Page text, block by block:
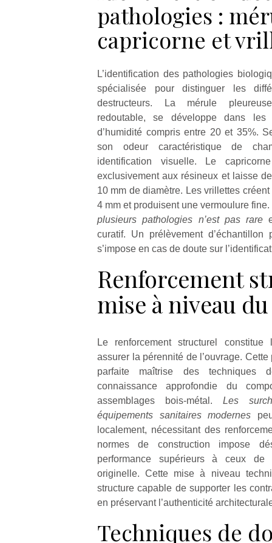
pathologies :
capricorne et
L’identification des pathologies
spécialisée pour distinguer les
destructeurs. La mérule
redoutable, se développe dans
d’humidité compris entre 20 et 35%.
son odeur caractéristique de
identification visuelle. Le
exclusivement aux résineux et laisse
10 mm de diamètre. Les vrillettes
4 mm et produisent une vermoulure fine.
plusieurs pathologies n’est pas rare
curatif. Un prélèvement d’échantillon
s’impose en cas de doute sur
Renforcement
mise à niveau
Le renforcement structurel constitue
assurer la pérennité de l’ouvrage.
parfaite maîtrise des techniques
connaissance approfondie du
assemblages bois-métal. Les
équipements sanitaires modernes
localement, nécessitant des
normes de construction impose
performance supérieurs à ceux de
originelle. Cette mise à niveau
structure capable de supporter les
en préservant l’authenticité
Techniques de